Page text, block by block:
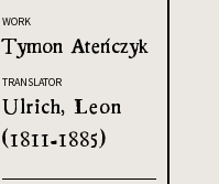
WORK
Tymon Ateńczyk
TRANSLATOR
Ulrich, Leon
(1811-1885)